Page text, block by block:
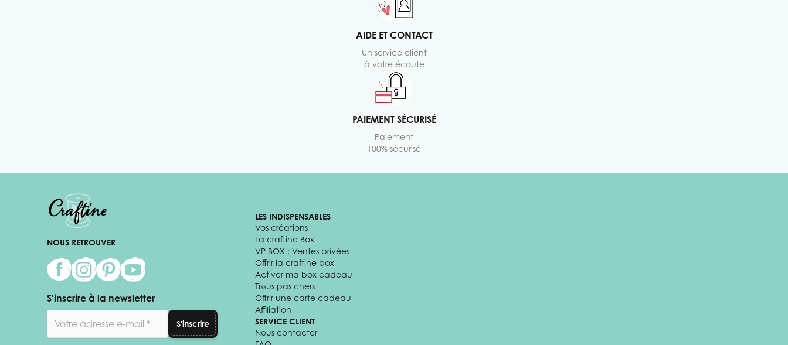
AIDE ET CONTACT
Un service client
à votre écoute
PAIEMENT SÉCURISÉ
Paiement
100% sécurisé
NOUS RETROUVER
S'inscrire à la newsletter
S'inscrire
LES INDISPENSABLES
Vos créations
La craftine Box
VP BOX : Ventes privées
Offrir la craftine box
Activer ma box cadeau
Tissus pas chers
Offrir une carte cadeau
Affiliation
SERVICE CLIENT
Nous contacter